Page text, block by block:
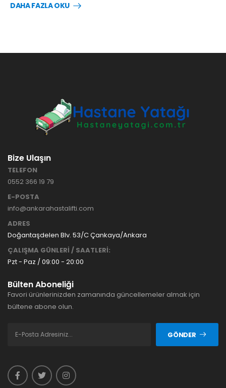
DAHA FAZLA OKU
Bize Ulaşın
TELEFON
0552 366 19 79
E-POSTA
info@ankarahastalifti.com
ADRES
Doğantaşdelen Blv. 53/C Çankaya/Ankara
ÇALIŞMA GÜNLERİ / SAATLERİ:
Pzt - Paz / 09:00 - 20:00
Bülten Aboneliği
Favori ürünlerinizden zamanında güncellemeler almak için
bültene abone olun.
GÖNDER